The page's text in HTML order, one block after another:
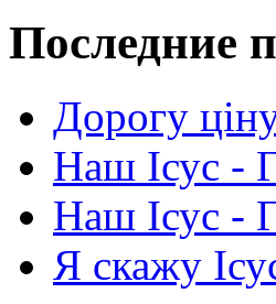
Последние
Дорогу
Наш Ісус -
Наш Ісус -
Я скажу